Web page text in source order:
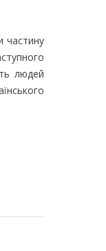
частину
людей